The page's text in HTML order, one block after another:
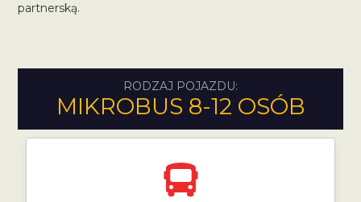
partnerską.
RODZAJ POJAZDU:
MIKROBUS 8-12 OSÓB